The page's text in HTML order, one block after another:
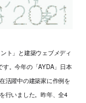
ト」と建築ウェブメディ
す。今年の「AYDA」日本
活躍中の建築家に作例を
行いました。昨年、全4